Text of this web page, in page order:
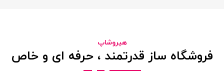
هیروشاپ
فروشگاه ساز قدرتمند ، حرفه ای و خاص